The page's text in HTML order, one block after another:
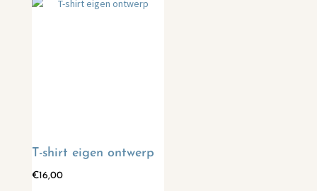
T-shirt eigen ontwerp
€16,00